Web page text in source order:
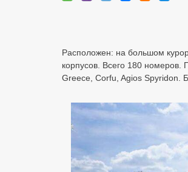
Расположен: на большом
корпусов. Всего 180
Greece, Corfu, Agios Spyridon.